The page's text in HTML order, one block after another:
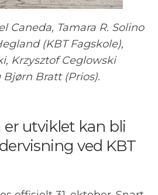
Caneda, Tamara R. Solino
(KBT Fagskole),
Krzysztof Ceglowski
Bjørn Bratt (Prios).
er utviklet kan bli
ved KBT